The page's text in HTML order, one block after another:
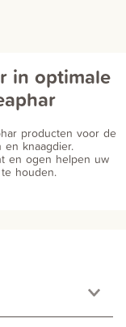
in optimale
producten voor de
knaagdier.
en ogen helpen uw
houden.